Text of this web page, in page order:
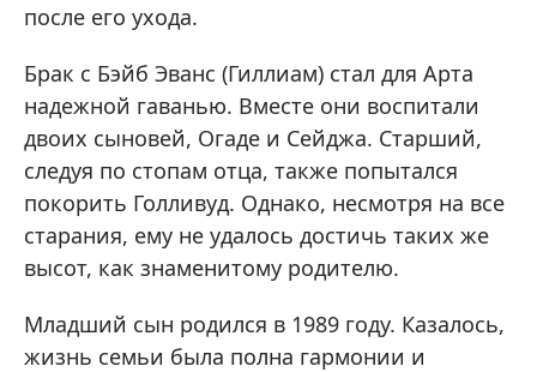
после его ухода.
Брак с Бэйб Эванс (Гиллиам) стал для Арта
надежной гаванью. Вместе они воспитали
двоих сыновей, Огаде и Сейджа. Старший,
следуя по стопам отца, также попытался
покорить Голливуд. Однако, несмотря на все
старания, ему не удалось достичь таких же
высот, как знаменитому родителю.
Младший сын родился в 1989 году. Казалось,
жизнь семьи была полна гармонии и